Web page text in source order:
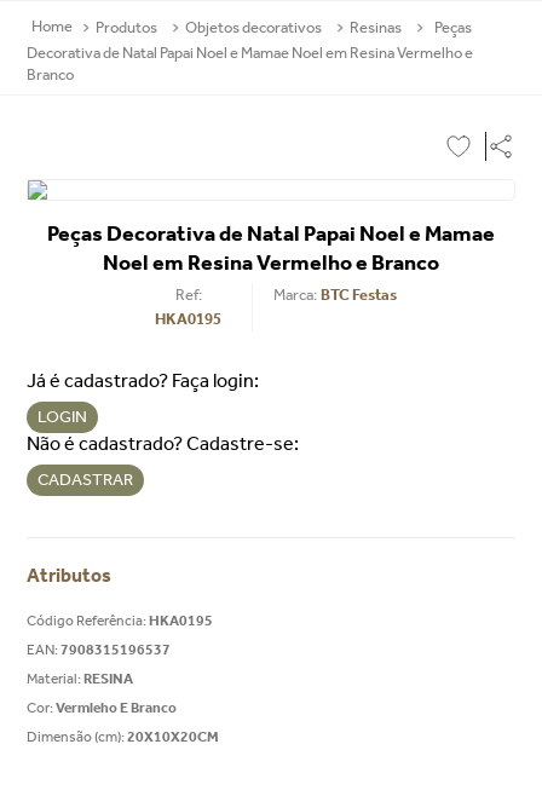
Produtos Objetos decorativos Resinas
Peças
Decorativa de Natal Papai Noel e Mamae Noel em Resina Vermelho e
Branco
Peças Decorativa de Natal Papai Noel e Mamae
Noel em Resina Vermelho e Branco
Ref:
HKA0195
BTC Festas
Já é cadastrado? Faça login:
LOGIN
Não é cadastrado? Cadastre-se:
CADASTRAR
Atributos
Código Referência:HKA0195
EAN:7908315196537
Material:RESINA
Cor:Vermleho E Branco
Dimensão (cm):20X10X20CM